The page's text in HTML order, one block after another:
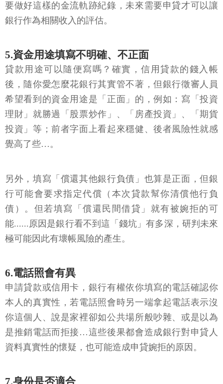
要做好這樣的金流軌跡紀錄，未來需要申貸才可以讓
銀行作為相關收入的評估。
5.資金用途填寫不明確、不正面
貸款用途可以隨便寫嗎？確實，信用貸款的錢入帳
後，隨你愛怎麼花銀行其實管不著，但銀行徵審人員
希望看到的資金用途是「正面」的，例如：寫「投資
理財」就勝過「股票炒作」、「房產投資」、「期貨
投資」等；前者字面上看起來穩健、後者風險性就感
覺高了些…。
另外，填寫「償還其他銀行負債」也算是正面，但銀
行可能會要求指定代償（本次貸款幫你清償他行負
債）。但若填寫「償還民間借貸」就有被婉拒的可
能......原因是銀行看不到這「錢坑」有多深，研判未來
極可能因此有壞帳風險的產生。
6.電話照會有異
申請貸款或信用卡，銀行有權依你填寫的電話確認你
本人的真實性，若電話照會時另一端拿起電話表示沒
你這個人、說是家裡卻如公共場所般吵雜、或是以為
是推銷電話而拒接…這些後果都會造成銀行對申貸人
資料真實性的懷疑，也可能造成申貸婉拒的原因。
7.身份是否適合